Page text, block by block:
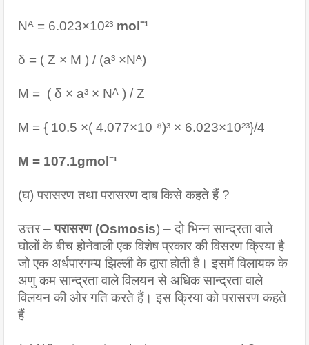
Nᴬ = 6.023×10²³ mol⁻¹
δ = ( Z × M ) / (a³ ×Nᴬ)
M =  ( δ × a³ × Nᴬ ) / Z
M = { 10.5 ×( 4.077×10⁻⁸)³ × 6.023×10²³}/4
M = 107.1gmol⁻¹
(घ) परासरण तथा परासरण दाब किसे कहते हैं ?
उत्तर – परासरण (Osmosis) – दो भिन्न सान्द्रता वाले
घोलों के बीच होनेवाली एक विशेष प्रकार की विसरण क्रिया है
जो एक अर्धपारगम्य झिल्ली के द्वारा होती है। इसमें विलायक के
अणु कम सान्द्रता वाले विलयन से अधिक सान्द्रता वाले
विलयन की ओर गति करते हैं। इस क्रिया को परासरण कहते
हैं